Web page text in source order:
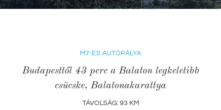
M7-ES AUTÓPÁLYA
Budapesttől 43 perc a Balaton legkeletibb
csücske, Balatonakarattya
TÁVOLSÁG: 93 KM